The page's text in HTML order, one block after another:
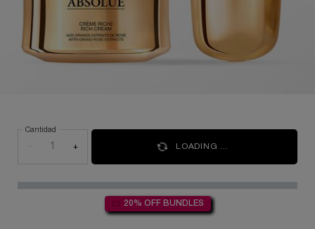
Cantidad
+ LOADING ...
20% OFF BUNDLES